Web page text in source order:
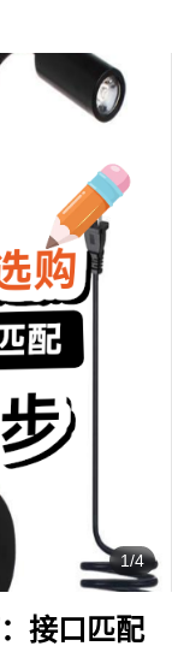
1/4
接口匹配